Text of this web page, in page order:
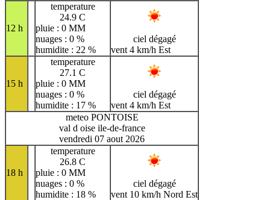
12 h
temperature
24.9 C
pluie : 0 MM
nuages : 0 %
humidite : 22 %
ciel dégagé
vent 4 km/h Est
15 h
temperature
27.1 C
pluie : 0 MM
nuages : 0 %
humidite : 17 %
ciel dégagé
vent 4 km/h Est
meteo PONTOISE
val d oise ile-de-france
vendredi 07 aout 2026
18 h
temperature
26.8 C
pluie : 0 MM
nuages : 0 %
humidite : 18 %
ciel dégagé
vent 10 km/h Nord Est